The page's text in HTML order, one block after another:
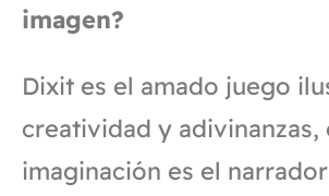
imagen?
Dixit es el amado juego
creatividad y adivinanzas,
imaginación es el